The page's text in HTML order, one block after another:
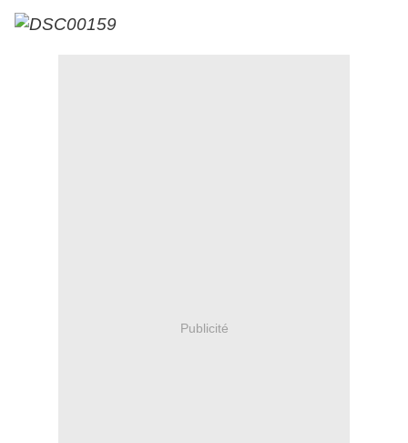
Publicité